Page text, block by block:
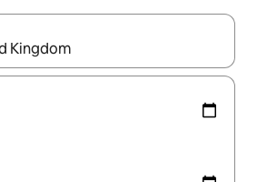
affichés, parcourez-les en utilisant